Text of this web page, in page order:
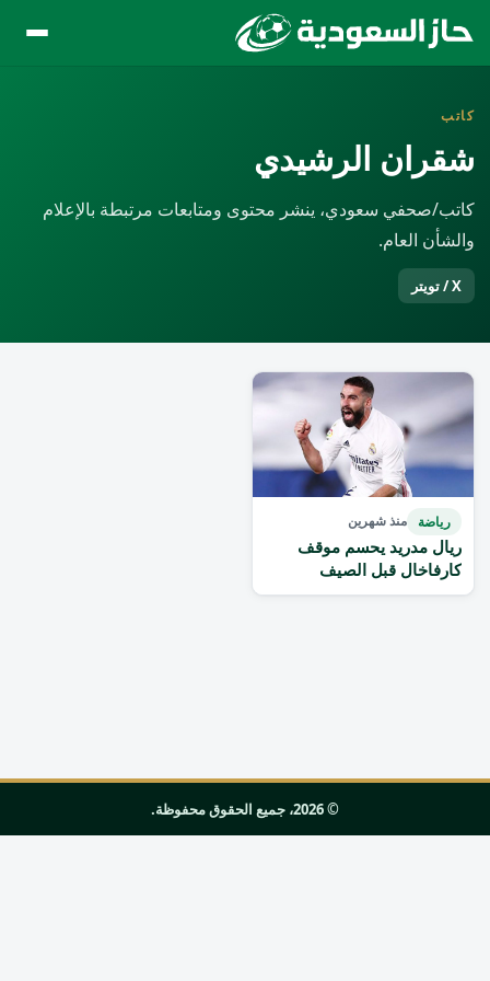
كاتب
شقران الرشيدي
كاتب/صحفي سعودي، ينشر محتوى ومتابعات مرتبطة بالإعلام
والشأن العام.
X / تويتر
رياضة منذ شهرين
ريال مدريد يحسم موقف
كارفاخال قبل الصيف
© 2026، جميع الحقوق محفوظة.